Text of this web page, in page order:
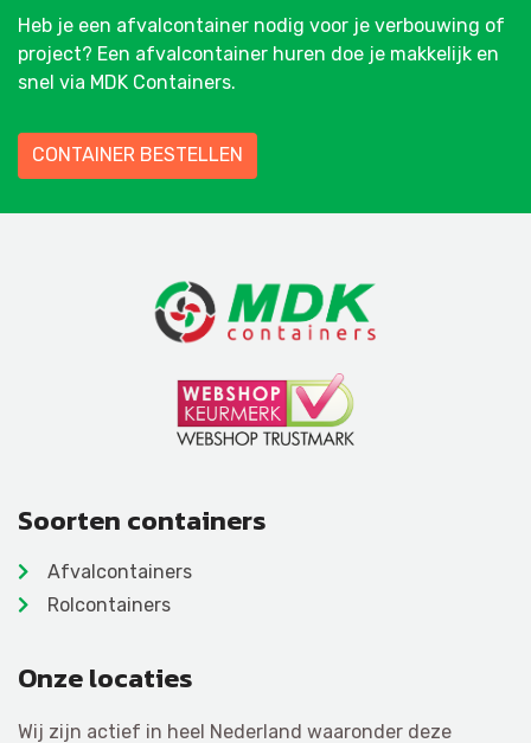
Heb je een afvalcontainer nodig voor je verbouwing of
project? Een afvalcontainer huren doe je makkelijk en
snel via MDK Containers.
CONTAINER BESTELLEN
Soorten containers
Afvalcontainers
Rolcontainers
Onze locaties
Wij zijn actief in heel Nederland waaronder deze